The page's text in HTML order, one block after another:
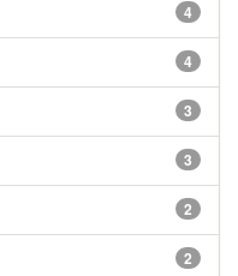
4
4
3
3
2
2